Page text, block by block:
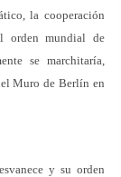
la cooperación
orden mundial de
se marchitaría,
Muro de Berlín en
y su orden